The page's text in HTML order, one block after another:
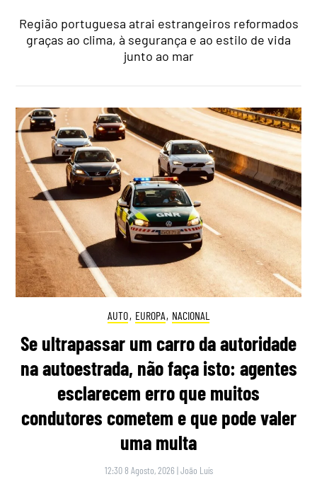
Região portuguesa atrai estrangeiros reformados
graças ao clima, à segurança e ao estilo de vida
junto ao mar
AUTO, EUROPA, NACIONAL
Se ultrapassar um carro da autoridade
na autoestrada, não faça isto: agentes
esclarecem erro que muitos
condutores cometem e que pode valer
uma multa
12:30 8 Agosto, 2026 |João Luís